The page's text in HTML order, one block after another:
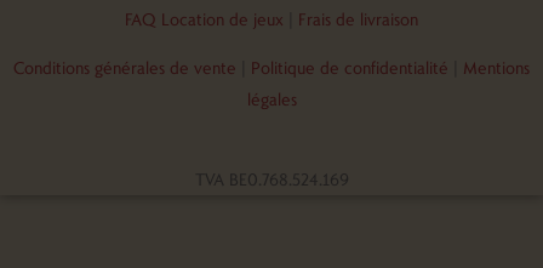
FAQ Location de jeux
Frais de livraison
Conditions générales de vente Politique de confidentialité
Mentions
légales
TVA BE0.768.524.169